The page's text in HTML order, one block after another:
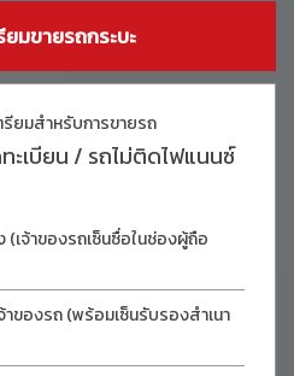
ยมขายรถกระบะ
ยมสำหรับการขายรถ
เบียน / รถไม่ติดไฟแนนซ์
เจ้าของรถเซ็นซื่อในช่องผู้ถือ
าของรถ (พร้อมเซ็นรับรองสำเนา